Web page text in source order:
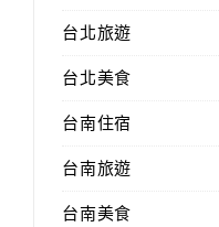
台北旅遊
台北美食
台南住宿
台南旅遊
台南美食